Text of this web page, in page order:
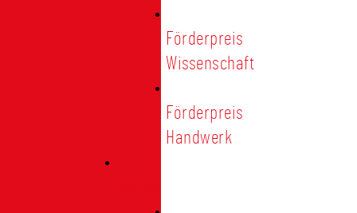
Förderpreis
Wissenschaft
Förderpreis
Handwerk